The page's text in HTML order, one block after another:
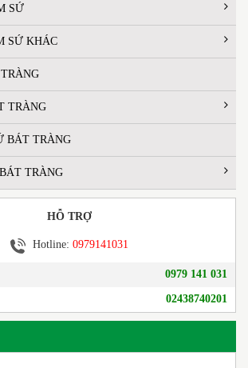
SỨ
SỨ KHÁC
TRÀNG
BÁT TRÀNG
TRÀNG
HỖ TRỢ
Hotline: 0979141031
0979 141 031
02438740201